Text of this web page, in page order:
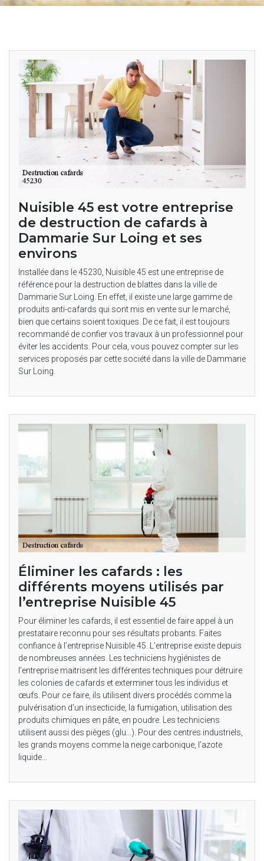
Nuisible 45 est votre entreprise
de destruction de cafards à
Dammarie Sur Loing et ses
environs
Installée dans le 45230, Nuisible 45 est une entreprise de
référence pour la destruction de blattes dans la ville de
Dammarie Sur Loing. En effet, il existe une large gamme de
produits anti-cafards qui sont mis en vente sur le marché,
bien que certains soient toxiques. De ce fait, il est toujours
recommandé de confier vos travaux à un professionnel pour
éviter les accidents. Pour cela, vous pouvez compter sur les
services proposés par cette société dans la ville de Dammarie
Sur Loing.
Éliminer les cafards : les
différents moyens utilisés par
l’entreprise Nuisible 45
Pour éliminer les cafards, il est essentiel de faire appel à un
prestataire reconnu pour ses résultats probants. Faites
confiance à l’entreprise Nuisible 45. L’entreprise existe depuis
de nombreuses années. Les techniciens hygiénistes de
l’entreprise maitrisent les différentes techniques pour détruire
les colonies de cafards et exterminer tous les individus et
œufs. Pour ce faire, ils utilisent divers procédés comme la
pulvérisation d’un insecticide, la fumigation, utilisation des
produits chimiques en pâte, en poudre. Les techniciens
utilisent aussi des pièges (glu…). Pour des centres industriels,
les grands moyens comme la neige carbonique, l’azote
liquide…